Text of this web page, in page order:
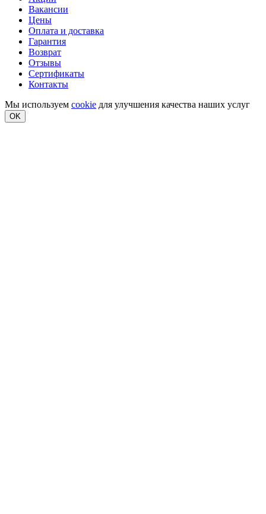
Вакансии
Цены
Оплата и доставка
Гарантия
Возврат
Отзывы
Сертификаты
Контакты
Мы используем cookie для улучшения качества наших услуг
OK